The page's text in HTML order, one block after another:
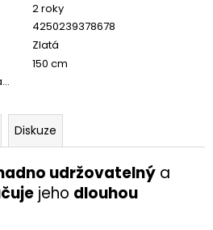
2 roky
4250239378678
Zlatá
150 cm
Diskuze
udržovatelný a
jeho dlouhou